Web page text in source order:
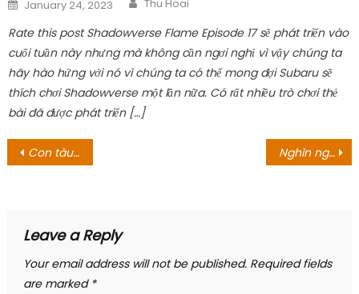
on
January 24, 2023 Thu Hoai
Rate this post Shadowverse Flame Episode 17 sẽ phát triển vào
cuối tuần này nhưng mà không cần ngơi nghỉ vì vậy chúng ta
hãy hào hứng với nó vì chúng ta có thể mong đợi Subaru sẽ
thích chơi Shadowverse một lần nữa. Có rất nhiều trò chơi thẻ
bài đã được phát triển […]
Post
Con tàu Oro Jackson có thể vẫn xuất hiện? Nghìn người ‘ôm nhau’ tại lễ hội văn hóa Nhật Bản
Leave a Reply
Your email address will not be published. Required fields
are marked *